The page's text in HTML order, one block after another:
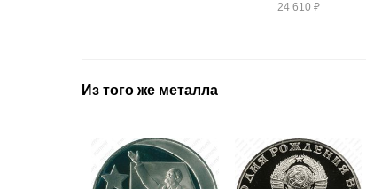
24 610 ₽
Из того же металла